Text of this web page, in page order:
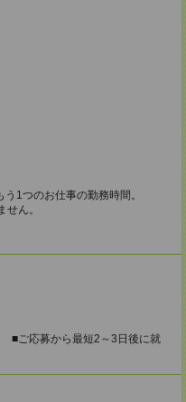
1つのお仕事の勤務時間。
ん。
■ご応募から最短2～3日後に就